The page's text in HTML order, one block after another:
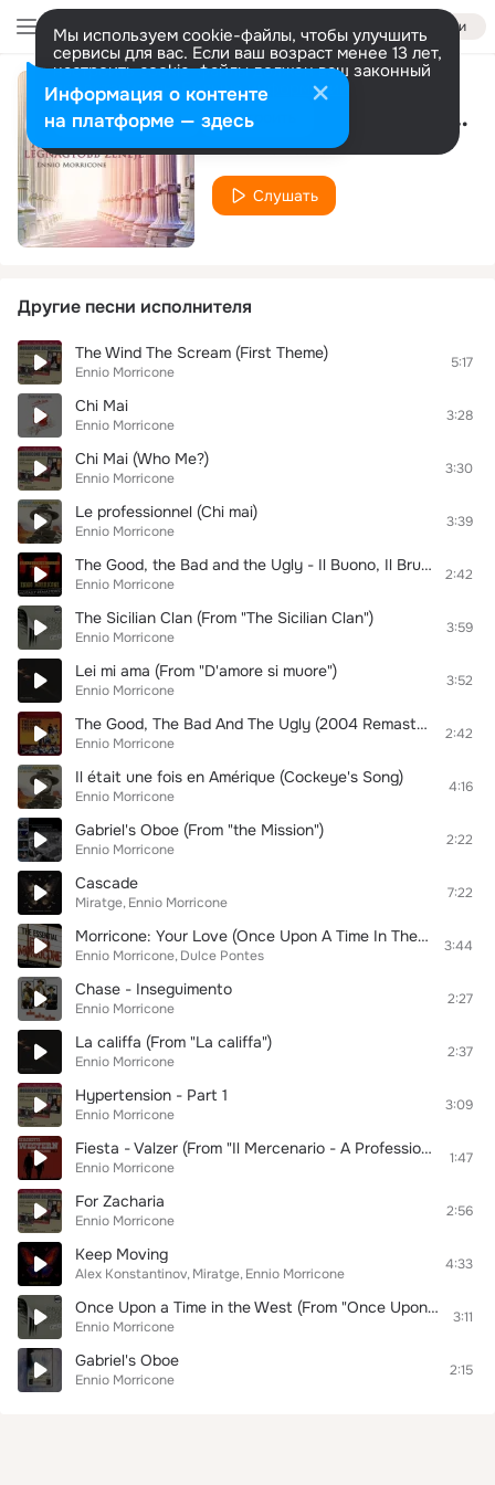
Войти
Мы используем cookie-файлы, чтобы улучшить
сервисы для вас. Если ваш возраст менее 13 лет,
настроить cookie-файлы должен ваш законный
представитель. Больше информации
Разрешить все Настроить The Ecstasy of Gold (From "The Good, the Bad and the Ugly")
Ennio Morricone
Слушать
Другие песни исполнителя
The Wind The Scream (First Theme)
Ennio Morricone
5:17
Chi Mai
Ennio Morricone
3:28
Chi Mai (Who Me?)
Ennio Morricone
3:30
Le professionnel (Chi mai)
Ennio Morricone
3:39
The Good, the Bad and the Ugly - Il Buono, Il Brutto, Il Cattivo (Titles)
Ennio Morricone
2:42
The Sicilian Clan (From "The Sicilian Clan")
Ennio Morricone
3:59
Lei mi ama (From "D'amore si muore")
Ennio Morricone
3:52
The Good, The Bad And The Ugly (2004 Remaster)
Ennio Morricone
2:42
Il était une fois en Amérique (Cockeye's Song)
Ennio Morricone
4:16
Gabriel's Oboe (From "the Mission")
Ennio Morricone
2:22
Cascade
Miratge Ennio Morricone
7:22
Morricone: Your Love (Once Upon A Time In The West) (From “Once Upon A Time In The West”)
Ennio Morricone Dulce Pontes
3:44
Chase - Inseguimento
Ennio Morricone
2:27
La califfa (From "La califfa")
Ennio Morricone
2:37
Hypertension - Part 1
Ennio Morricone
3:09
Fiesta - Valzer (From "Il Mercenario - A Professional Gun / The Mercenary")
Ennio Morricone
1:47
For Zacharia
Ennio Morricone
2:56
Keep Moving
Alex Konstantinov Miratge Ennio Morricone
4:33
Once Upon a Time in the West (From "Once Upon a Time in the West")
Ennio Morricone
3:11
Gabriel's Oboe
Ennio Morricone
2:15
Информация о контенте
на платформе — здесь